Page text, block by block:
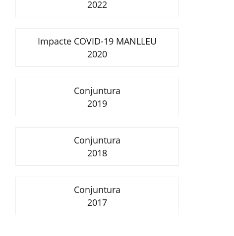
2022
Impacte COVID-19 MANLLEU
2020
Conjuntura
2019
Conjuntura
2018
Conjuntura
2017